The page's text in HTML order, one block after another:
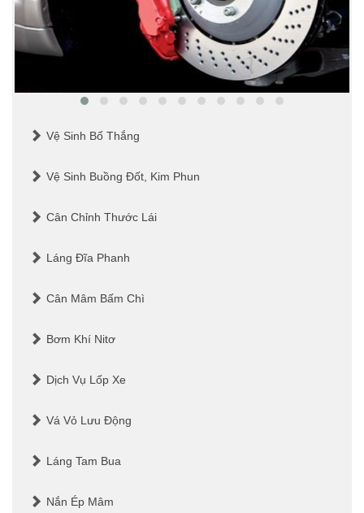
Vệ Sinh Bố Thắng
Vệ Sinh Buồng Đốt, Kim Phun
Cân Chỉnh Thước Lái
Láng Đĩa Phanh
Cân Mâm Bấm Chì
Bơm Khí Nitơ
Dịch Vụ Lốp Xe
Vá Vỏ Lưu Động
Láng Tam Bua
Nắn Ép Mâm